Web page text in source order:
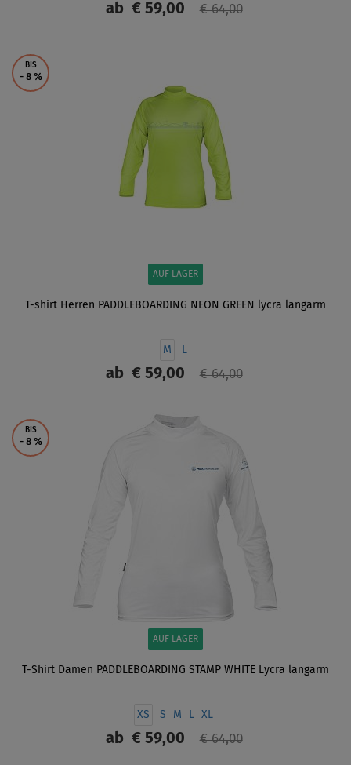
ab€ 59,00 € 64,00
BIS
- 8 %
AUF LAGER
T-shirt Herren PADDLEBOARDING NEON GREEN lycra langarm
M L
ab€ 59,00 € 64,00
ANZEIGEN
BIS
- 8 %
AUF LAGER
T-Shirt Damen PADDLEBOARDING STAMP WHITE Lycra langarm
XS S M L XL
ab€ 59,00 € 64,00